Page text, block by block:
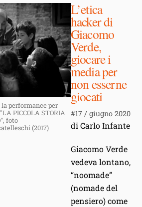
performance per
PICCOLA STORIA
foto
(2017)
L’etica
hacker di
Giacomo
Verde,
giocare i
media per
non esserne
giocati
#17 / giugno 2020
di Carlo Infante
Giacomo Verde
vedeva lontano,
“noomade”
(nomade del
pensiero) come